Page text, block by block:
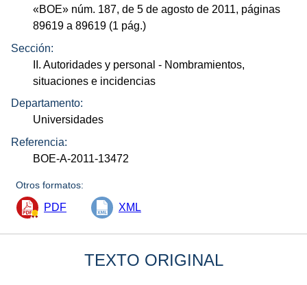
«BOE» núm. 187, de 5 de agosto de 2011, páginas
89619 a 89619 (1 pág.)
Sección:
II. Autoridades y personal - Nombramientos,
situaciones e incidencias
Departamento:
Universidades
Referencia:
BOE-A-2011-13472
Otros formatos:
PDF XML
TEXTO ORIGINAL